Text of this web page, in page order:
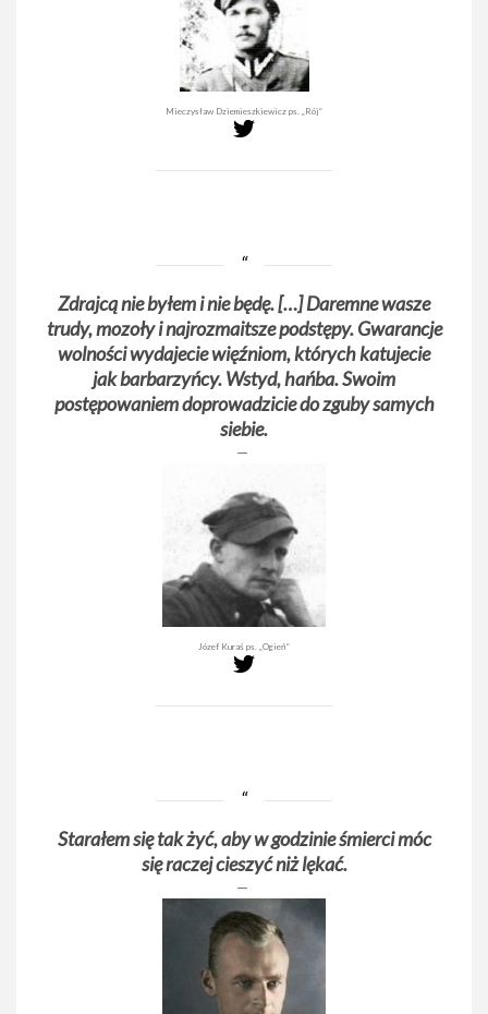
Mieczysław Dziemieszkiewicz ps. „Rój”
Zdrajcą nie byłem i nie będę. […] Daremne wasze
trudy, mozoły i najrozmaitsze podstępy. Gwarancje
wolności wydajecie więźniom, których katujecie
jak barbarzyńcy. Wstyd, hańba. Swoim
postępowaniem doprowadzicie do zguby samych
siebie.
Józef Kuraś ps. „Ogień”
Starałem się tak żyć, aby w godzinie śmierci móc
się raczej cieszyć niż lękać.